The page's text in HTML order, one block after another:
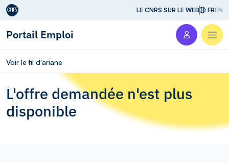
Aller au contenu LE CNRS SUR LE WEB FREN
Portail Emploi
Voir le fil d'ariane
L'offre demandée n'est plus
disponible